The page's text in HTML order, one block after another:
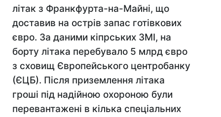
літак з Франкфурта-на-Майні, що
доставив на острів запас готівкових
євро. За даними кіпрських ЗМІ, на
борту літака перебувало 5 млрд євро
з сховищ Європейського центробанку
(ЄЦБ). Після приземлення літака
гроші під надійною охороною були
перевантажені в кілька спеціальних